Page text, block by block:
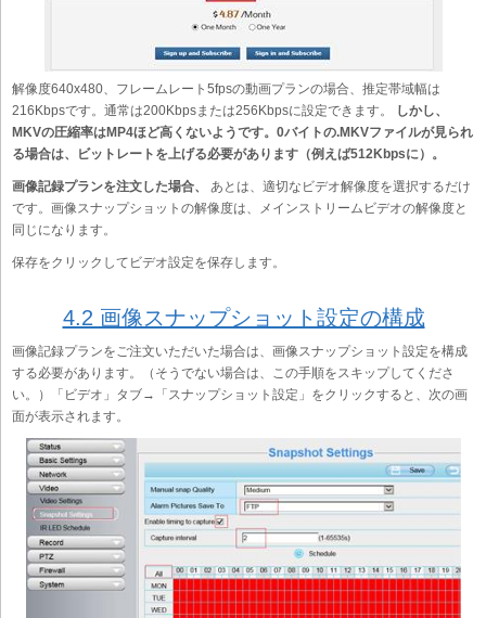
解像度640x480、フレームレート5fpsの動画プランの場合、推定帯域幅は
216Kbpsです。通常は200Kbpsまたは256Kbpsに設定できます。
しかし、
MKVの圧縮率はMP4ほど高くないようです。0バイトの.MKVファイルが見られ
る場合は、ビットレートを上げる必要があります（例えば512Kbpsに）。
画像記録プランを注文した場合、
あとは、適切なビデオ解像度を選択するだけ
です。画像スナップショットの解像度は、メインストリームビデオの解像度と
同じになります。
保存をクリックしてビデオ設定を保存します。
4.2 画像スナップショット設定の構成
画像記録プランをご注文いただいた場合は、画像スナップショット設定を構成
する必要があります。（そうでない場合は、この手順をスキップしてくださ
い。）「ビデオ」タブ→「スナップショット設定」をクリックすると、次の画
面が表示されます。